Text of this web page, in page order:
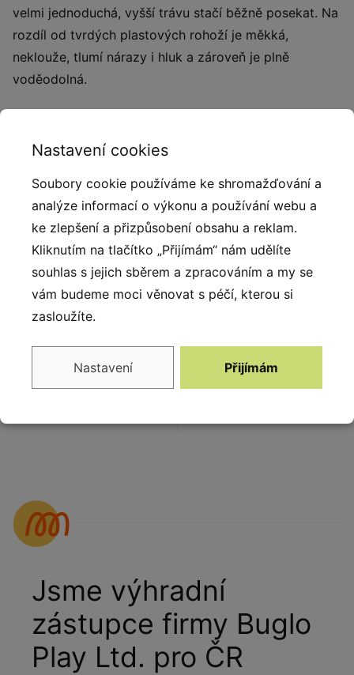
velmi jednoduchá, vyšší trávu stačí běžně posekat. Na
rozdíl od tvrdých plastových rohoží je měkká,
neklouže, tlumí nárazy i hluk a zároveň je plně
voděodolná.
Alternativy
Pryžový obrubník
Pryžový obrubník
Jsme výhradní
zástupce firmy Buglo
Play Ltd. pro ČR
Nastavení cookies
Soubory cookie používáme ke shromažďování a
analýze informací o výkonu a používání webu a
ke zlepšení a přizpůsobení obsahu a reklam.
Kliknutím na tlačítko „Přijímám“ nám udělíte
souhlas s jejich sběrem a zpracováním a my se
vám budeme moci věnovat s péčí, kterou si
zasloužíte.
Nastavení Přijímám